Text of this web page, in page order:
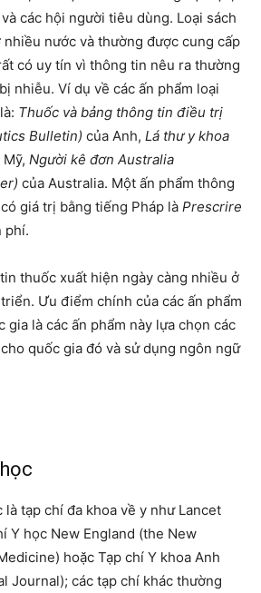
các hội người tiêu dùng. Loại sách
nhiều nước và thường được cung cấp
có uy tín vì thông tin nêu ra thường
nhiễu. Ví dụ về các ấn phẩm loại
Thuốc và bảng thông tin điều trị
Bulletin) của Anh, Lá thư y khoa
Người kê đơn Australia
của Australia. Một ấn phẩm thông
giá trị bằng tiếng Pháp là Prescrire
phí.
thuốc xuất hiện ngày càng nhiều ở
Ưu điểm chính của các ấn phẩm
là các ấn phẩm này lựa chọn các
quốc gia đó và sử dụng ngôn ngữ
là tạp chí đa khoa về y như Lancet
Y học New England (the New
hoặc Tạp chí Y khoa Anh
Journal); các tạp chí khác thường